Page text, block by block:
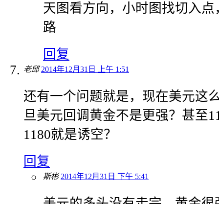
天图看方向，小时图找切入
路
回复
老邱 2014年12月31日 上午 1:51
还有一个问题就是，现在美元这
旦美元回调黄金不是更强？甚至
1180就是诱空？
回复
斯彬 2014年12月31日 下午 5:41